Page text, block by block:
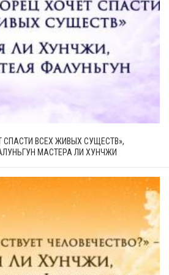
СПАСТИ ВСЕХ ЖИВЫХ СУЩЕСТВ»,
МАСТЕРА ЛИ ХУНЧЖИ